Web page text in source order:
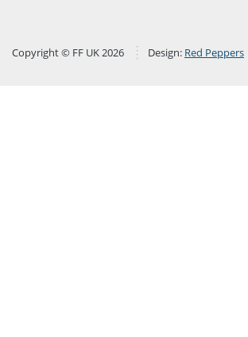
Copyright © FF UK 2026 Design: Red Peppers